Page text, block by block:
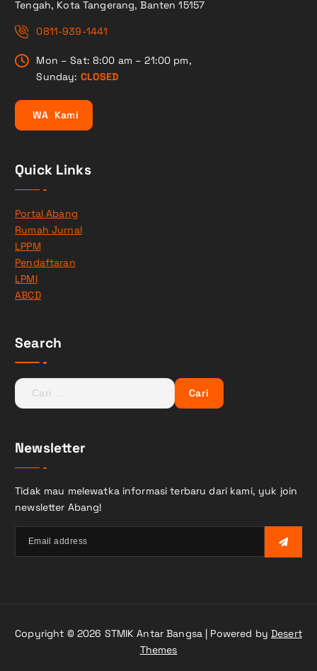
Tengah, Kota Tangerang, Banten 15157
0811-939-1441
Mon – Sat: 8:00 am – 21:00 pm,
Sunday: CLOSED
WA Kami
Quick Links
Portal Abang
Rumah Jurnal
LPPM
Pendaftaran
LPMI
ABCD
Search
C
a
u
n
Newsletter
Tidak mau melewatka informasi terbaru dari kami, yuk join
newsletter Abang!
Copyright © 2026 STMIK Antar Bangsa | Powered byDesert
Themes